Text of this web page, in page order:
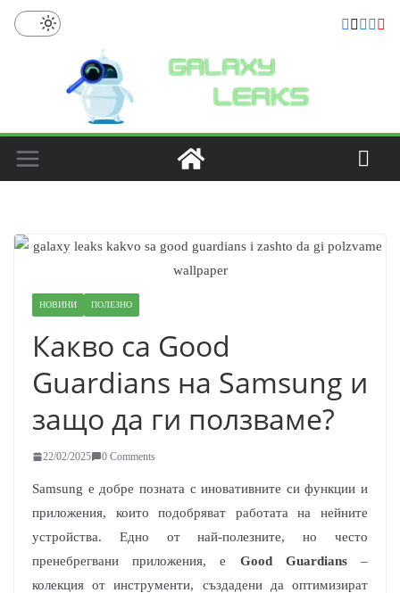
Skip
НОВИНИ ПОЛЕЗНО
Какво са Good
Guardians на Samsung и
защо да ги ползваме?
22/02/2025 0 Comments
Samsung е добре позната с иновативните си функции и
приложения, които подобряват работата на нейните
устройства. Едно от най-полезните, но често
пренебрегвани приложения, е Good Guardians–
колекция от инструменти, създадени да оптимизират